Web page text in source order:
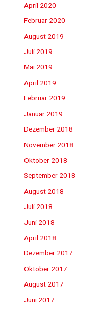
April 2020
Februar 2020
August 2019
Juli 2019
Mai 2019
April 2019
Februar 2019
Januar 2019
Dezember 2018
November 2018
Oktober 2018
September 2018
August 2018
Juli 2018
Juni 2018
April 2018
Dezember 2017
Oktober 2017
August 2017
Juni 2017